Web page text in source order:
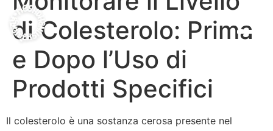
di Colesterolo: Prima
e Dopo l’Uso di
Prodotti Specifici
Il colesterolo è una sostanza cerosa presente nel